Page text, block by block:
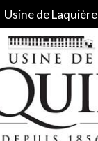
Usine de Laquière